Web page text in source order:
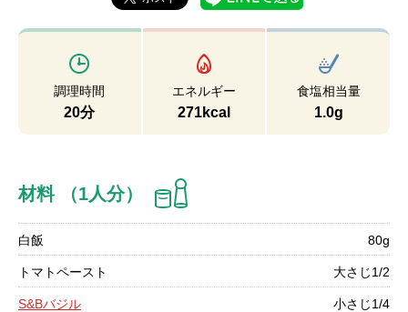
調理時間
20分
エネルギー
271kcal
食塩相当量
1.0g
材料 （1人分）
白飯 80g
トマトペースト 大さじ1/2
S&Bバジル 小さじ1/4